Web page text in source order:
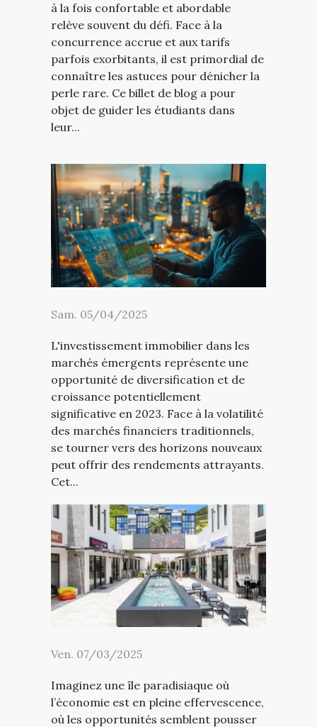
à la fois confortable et abordable
relève souvent du défi. Face à la
concurrence accrue et aux tarifs
parfois exorbitants, il est primordial de
connaître les astuces pour dénicher la
perle rare. Ce billet de blog a pour
objet de guider les étudiants dans
leur...
Sam. 05/04/2025
L'investissement immobilier dans les
marchés émergents représente une
opportunité de diversification et de
croissance potentiellement
significative en 2023. Face à la volatilité
des marchés financiers traditionnels,
se tourner vers des horizons nouveaux
peut offrir des rendements attrayants.
Cet...
Ven. 07/03/2025
Imaginez une île paradisiaque où
l’économie est en pleine effervescence,
où les opportunités semblent pousser